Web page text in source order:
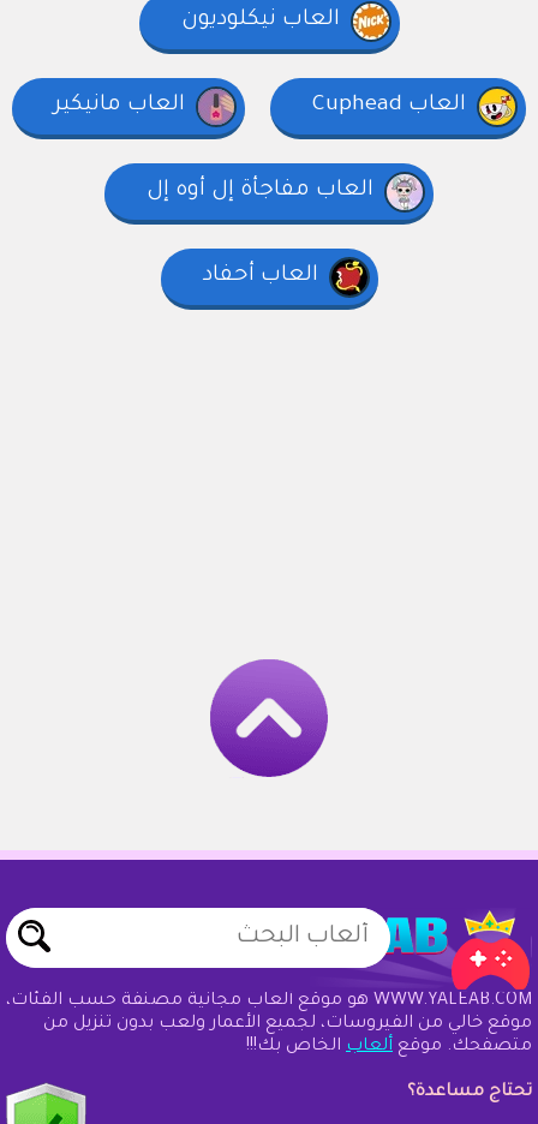
العاب نيكلوديون
العاب Cuphead العاب مانيكير
العاب مفاجأة إل أوه إل
العاب أحفاد
WWW.YALEAB.COM هو موقع ألعاب مجانية مصنفة حسب الفئات،
موقع خالي من الفيروسات، لجميع الأعمار ولعب بدون تنزيل من
متصفحك. موقع ألعاب الخاص بك!!!
تحتاج مساعدة؟